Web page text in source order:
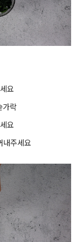
요
가락
요
내주세요